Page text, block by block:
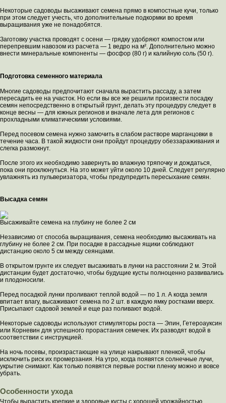
Некоторые садоводы высаживают семена прямо в компостные кучи, только
при этом следует учесть, что дополнительные подкормки во время
выращивания уже не понадобятся.
Заготовку участка проводят с осени — грядку удобряют компостом или
перепревшим навозом из расчета — 1 ведро на м². Дополнительно можно
внести минеральные компоненты — фосфор (80 г) и калийную соль (50 г).
Подготовка семенного материала
Многие садоводы предпочитают сначала вырастить рассаду, а затем
пересадить ее на участок. Но если вы все же решили произвести посадку
семян непосредственно в открытый грунт, делать эту процедуру следует в
конце весны — для южных регионов и вначале лета для регионов с
прохладными климатическими условиями.
Перед посевом семена нужно замочить в слабом растворе марганцовки в
течение часа. В такой жидкости они пройдут процедуру обеззараживания и
слегка размокнут.
После этого их необходимо завернуть во влажную тряпочку и дождаться,
пока они проклюнуться. На это может уйти около 10 дней. Следует регулярно
увлажнять из пульверизатора, чтобы предупредить пересыхание семян.
Высадка семян
Высаживайте семена на глубину не более 2 см
Независимо от способа выращивания, семена необходимо высаживать на
глубину не более 2 см. При посадке в рассадные ящики соблюдают
дистанцию около 5 см между сеянцами.
В открытом грунте их следует высаживать в лунки на расстоянии 2 м. Этой
дистанции будет достаточно, чтобы будущие кусты полноценно развивались
и плодоносили.
Перед посадкой лунки проливают теплой водой — по 1 л. А когда земля
впитает влагу, высаживают семена по 2 шт. в каждую ямку ростками вверх.
Присыпают садовой землей и еще раз поливают водой.
Некоторые садоводы используют стимуляторы роста — Эпин, Гетероауксин
или Корневин для успешного прорастания семечек. Их разводят водой в
соответствии с инструкцией.
На ночь посевы, произрастающие на улице накрывают пленкой, чтобы
исключить риск их промерзания. На утро, когда появятся солнечные лучи,
укрытие снимают. Как только появятся первые ростки пленку можно и вовсе
убрать.
Особенности ухода